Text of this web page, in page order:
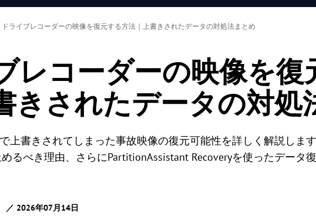
ドライブレコーダーの映像を復元する方法｜上書きされたデータの対処法まとめ
レコーダーの映像を復
きされたデータの対処
上書きされてしまった事故映像の復元可能性を詳しく解説しま
るべき理由、さらにPartitionAssistant Recoveryを使ったデータ
／ 2026年07月14日